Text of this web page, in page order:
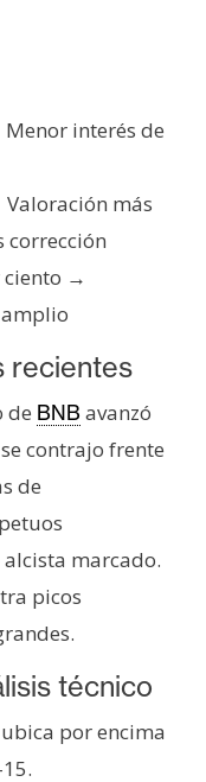
interés de
más
corrección
ciento →
recientes
de BNB avanzó
contrajo frente
de
marcado.
picos
técnico
por encima